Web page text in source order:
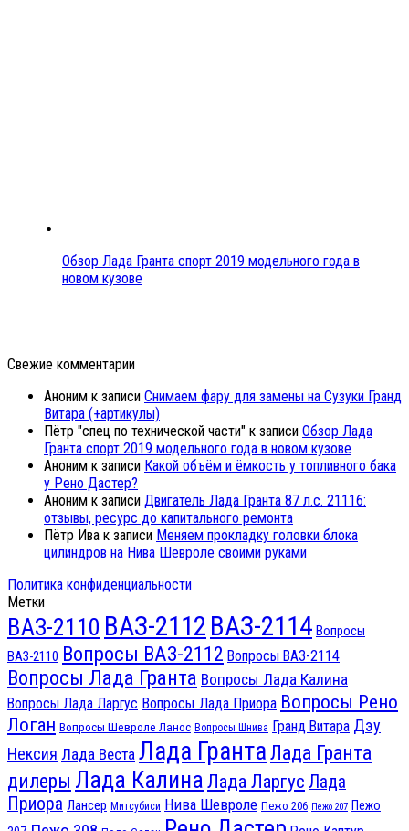
Обзор Лада Гранта спорт 2019 модельного года в
новом кузове
Свежие комментарии
Аноним к записи Снимаем фару для замены на Сузуки Гранд
Витара (+артикулы)
Пётр "спец по технической части" к записи Обзор Лада
Гранта спорт 2019 модельного года в новом кузове
Аноним к записи Какой объём и ёмкость у топливного бака
у Рено Дастер?
Аноним к записи Двигатель Лада Гранта 87 л.с. 21116:
отзывы, ресурс до капитального ремонта
Пётр Ива к записи Меняем прокладку головки блока
цилиндров на Нива Шевроле своими руками
Политика конфиденциальности
Метки
ВАЗ-2110 ВАЗ-2112 ВАЗ-2114 Вопросы
ВАЗ-2110 Вопросы ВАЗ-2112 Вопросы ВАЗ-2114
Вопросы Лада Гранта Вопросы Лада Калина
Вопросы Лада Ларгус Вопросы Лада Приора Вопросы Рено
Логан Вопросы Шевроле Ланос Вопросы Шнива Гранд Витара Дэу
Нексия Лада Веста Лада Гранта Лада Гранта
дилеры Лада Калина Лада Ларгус Лада
Приора Лансер Митсубиси Нива Шевроле Пежо 206 Пежо 207 Пежо